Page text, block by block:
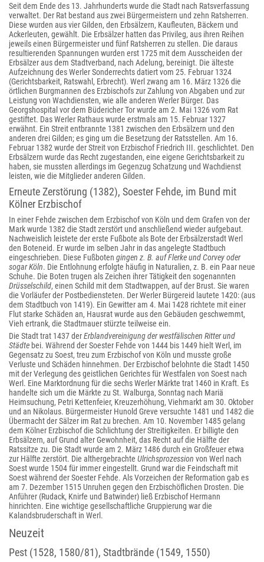
Seit dem Ende des 13. Jahrhunderts wurde die Stadt nach Ratsverfassung
verwaltet. Der Rat bestand aus zwei Bürgermeistern und zehn Ratsherren.
Diese wurden aus vier Gilden, den Erbsälzern, Kaufleuten, Bäckern und
Ackerleuten, gewählt. Die Erbsälzer hatten das Privileg, aus ihren Reihen
jeweils einen Bürgermeister und fünf Ratsherren zu stellen. Die daraus
resultierenden Spannungen wurden erst 1725 mit dem Ausscheiden der
Erbsälzer aus dem Stadtverband, nach Adelung, bereinigt. Die älteste
Aufzeichnung des Werler Sonderrechts datiert vom 25. Februar 1324
(Gerichtsbarkeit, Ratswahl, Erbrecht). Werl zwang am 16. März 1326 die
örtlichen Burgmannen des Erzbischofs zur Zahlung von Abgaben und zur
Leistung von Wachdiensten, wie alle anderen Werler Bürger. Das
Georgshospital vor dem Büdericher Tor wurde am 2. Mai 1326 vom Rat
gestiftet. Das Werler Rathaus wurde erstmals am 15. Februar 1327
erwähnt. Ein Streit entbrannte 1381 zwischen den Erbsälzern und den
anderen drei Gilden; es ging um die Besetzung der Ratsstellen. Am 16.
Februar 1382 wurde der Streit von Erzbischof Friedrich III. geschlichtet. Den
Erbsälzern wurde das Recht zugestanden, eine eigene Gerichtsbarkeit zu
haben, sie mussten allerdings im Gegenzug Schatzung und Wachdienst
leisten, wie die Mitglieder anderen Gilden.
Erneute Zerstörung (1382), Soester Fehde, im Bund mit
Kölner Erzbischof
In einer Fehde zwischen dem Erzbischof von Köln und dem Grafen von der
Mark wurde 1382 die Stadt zerstört und anschließend wieder aufgebaut.
Nachweislich leistete der erste Fußbote als Bote der Erbsälzerstadt Werl
den Boteneid. Er wurde im selben Jahr in das angelegte Stadtbuch
eingeschrieben. Diese Fußboten gingen z. B. auf Flerke und Corvey oder
sogar Köln. Die Entlohnung erfolgte häufig in Naturalien, z. B. ein Paar neue
Schuhe. Die Boten trugen als Zeichen ihrer Tätigkeit den sogenannten
Drüsselschild, einen Schild mit dem Stadtwappen, auf der Brust. Sie waren
die Vorläufer der Postbediensteten. Der Werler Bürgereid lautete 1420: (aus
dem Stadtbuch von 1419). Ein Gewitter am 4. Mai 1428 richtete mit einer
Flut starke Schäden an, Hausrat wurde aus den Gebäuden geschwemmt,
Vieh ertrank, die Stadtmauer stürzte teilweise ein.
Die Stadt trat 1437 derErblandvereinigung der westfälischen Ritter und
Städte bei. Während der Soester Fehde von 1444 bis 1449 hielt Werl, im
Gegensatz zu Soest, treu zum Erzbischof von Köln und musste große
Verluste und Schäden hinnehmen. Der Erzbischof belohnte die Stadt 1450
mit der Verlegung des geistlichen Gerichtes für Westfalen von Soest nach
Werl. Eine Marktordnung für die sechs Werler Märkte trat 1460 in Kraft. Es
handelte sich um die Märkte zu St. Walburga, Sonntag nach Mariä
Heimsuchung, Petri Kettenfeier, Kreuzerhöhung, Viehmarkt am 30. Oktober
und an Nikolaus. Bürgermeister Hunold Greve versuchte 1481 und 1482 die
Übermacht der Sälzer im Rat zu brechen. Am 10. November 1485 gelang
dem Kölner Erzbischof die Schlichtung der Streitigkeiten. Er billigte den
Erbsälzern, auf Grund alter Gewohnheit, das Recht auf die Hälfte der
Ratssitze zu. Die Stadt wurde am 2. März 1486 durch ein Großfeuer etwa
zur Hälfte zerstört. Die althergebrachte Ulrichsprozession von Werl nach
Soest wurde 1504 für immer eingestellt. Grund war die Feindschaft mit
Soest während der Soester Fehde. Als Vorzeichen der Reformation gab es
am 7. Dezember 1515 Unruhen gegen den Erzbischöflichen Drosten. Die
Anführer (Rudack, Knirfe und Batwinder) ließ Erzbischof Hermann
hinrichten. Eine wichtige gesellschaftliche Gruppierung war die
Kalandsbruderschaft in Werl.
Neuzeit
Pest (1528, 1580/81), Stadtbrände (1549, 1550)